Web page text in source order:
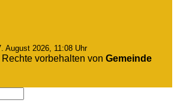
August 2026, 11:08 Uhr
vorbehalten von Gemeinde